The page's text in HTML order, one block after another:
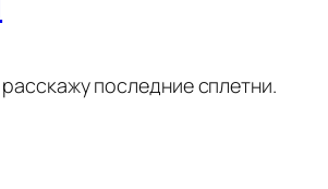
последние сплетни.